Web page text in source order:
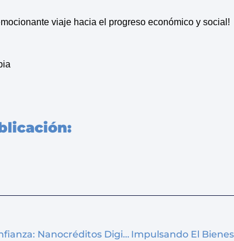
viaje hacia el progreso económico y social!
Reconstruyendo La Confianza: Nanocréditos Digitales Para Personas Reportadas